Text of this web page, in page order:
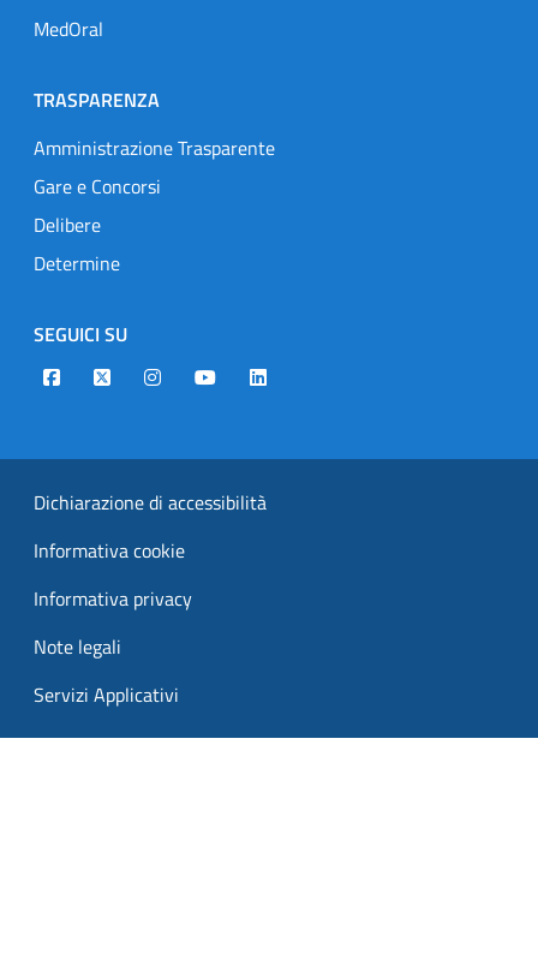
MedOral
TRASPARENZA
Amministrazione Trasparente
Gare e Concorsi
Delibere
Determine
SEGUICI SU
Designers Italia
TwitterInstagramYoutubeLinkedin
Dichiarazione di accessibilità
Informativa cookie
Informativa privacy
Note legali
Servizi Applicativi